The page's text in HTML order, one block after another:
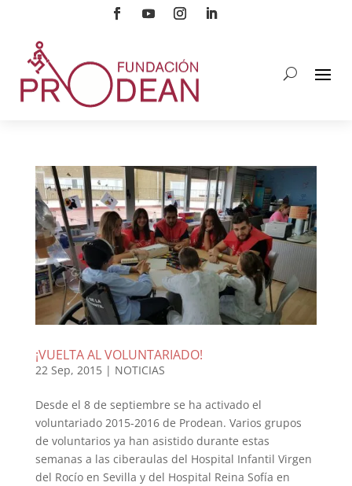
¡VUELTA AL VOLUNTARIADO!
22 Sep, 2015| NOTICIAS
Desde el 8 de septiembre se ha activado el
voluntariado 2015-2016 de Prodean. Varios grupos
de voluntarios ya han asistido durante estas
semanas a las ciberaulas del Hospital Infantil Virgen
del Rocío en Sevilla y del Hospital Reina Sofía en